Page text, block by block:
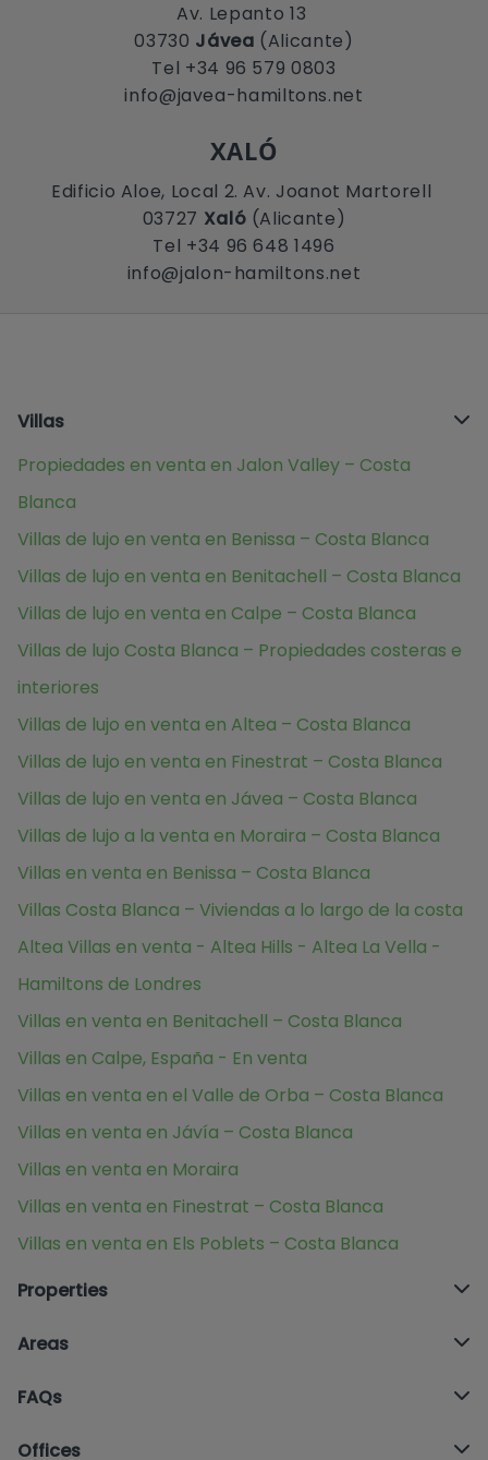
Av. Lepanto 13
03730 Jávea (Alicante)
Tel +34 96 579 0803
info@javea-hamiltons.net
XALÓ
Edificio Aloe, Local 2. Av. Joanot Martorell
03727 Xaló (Alicante)
Tel +34 96 648 1496
info@jalon-hamiltons.net
Villas
Propiedades en venta en Jalon Valley – Costa
Blanca
Villas de lujo en venta en Benissa – Costa Blanca
Villas de lujo en venta en Benitachell – Costa Blanca
Villas de lujo en venta en Calpe – Costa Blanca
Villas de lujo Costa Blanca – Propiedades costeras e
interiores
Villas de lujo en venta en Altea – Costa Blanca
Villas de lujo en venta en Finestrat – Costa Blanca
Villas de lujo en venta en Jávea – Costa Blanca
Villas de lujo a la venta en Moraira – Costa Blanca
Villas en venta en Benissa – Costa Blanca
Villas Costa Blanca – Viviendas a lo largo de la costa
Altea Villas en venta - Altea Hills - Altea La Vella -
Hamiltons de Londres
Villas en venta en Benitachell – Costa Blanca
Villas en Calpe, España - En venta
Villas en venta en el Valle de Orba – Costa Blanca
Villas en venta en Jávía – Costa Blanca
Villas en venta en Moraira
Villas en venta en Finestrat – Costa Blanca
Villas en venta en Els Poblets – Costa Blanca
Properties
Areas
FAQs
Offices